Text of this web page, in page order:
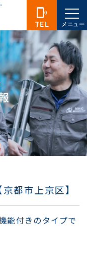
都市上京区】
能付きのタイプで
phonelink_ring
TEL メニュー